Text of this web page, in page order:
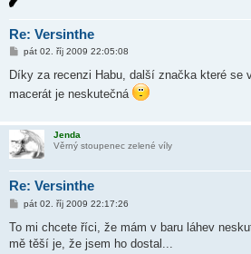
Re: Versinthe
P
í
p
e
k
pát 02. říj 2009 22:05:08
Díky za recenzi Habu, další značka které se
macerát je neskutečná
Jenda
Věrný stoupenec zelené víly
Re: Versinthe
P
í
p
pát 02. říj 2009 22:17:26
To mi chcete říci, že mám v baru láhev
mě těší je, že jsem ho dostal...